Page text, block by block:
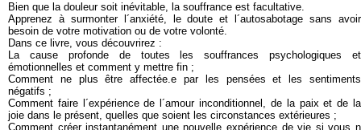
Bien que la douleur soit inévitable, la souffrance est facultative.
Apprenez à surmonter l´anxiété, le doute et l´autosabotage sans avoir
besoin de votre motivation ou de votre volonté.
Dans ce livre, vous découvrirez :
La cause profonde de toutes les souffrances psychologiques et
émotionnelles et comment y mettre fin ;
Comment ne plus être affectée.e par les pensées et les sentiments
négatifs ;
Comment faire l´expérience de l´amour inconditionnel, de la paix et de la
joie dans le présent, quelles que soient les circonstances extérieures ;
Comment créer instantanément une nouvelle expérience de vie si vous n